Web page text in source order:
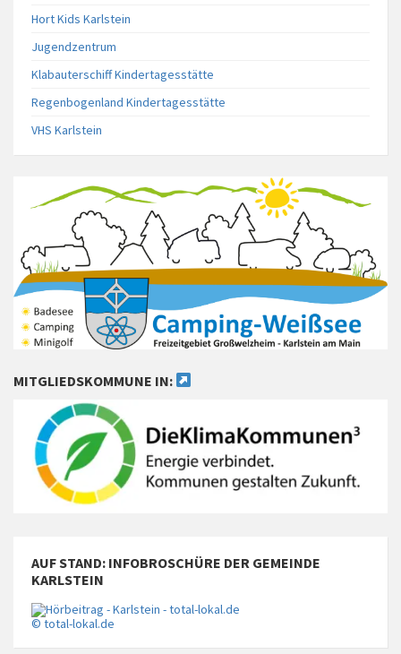
Hort Kids Karlstein
Jugendzentrum
Klabauterschiff Kindertagesstätte
Regenbogenland Kindertagesstätte
VHS Karlstein
MITGLIEDSKOMMUNE IN:
AUF STAND: INFOBROSCHÜRE DER GEMEINDE
KARLSTEIN
© total-lokal.de